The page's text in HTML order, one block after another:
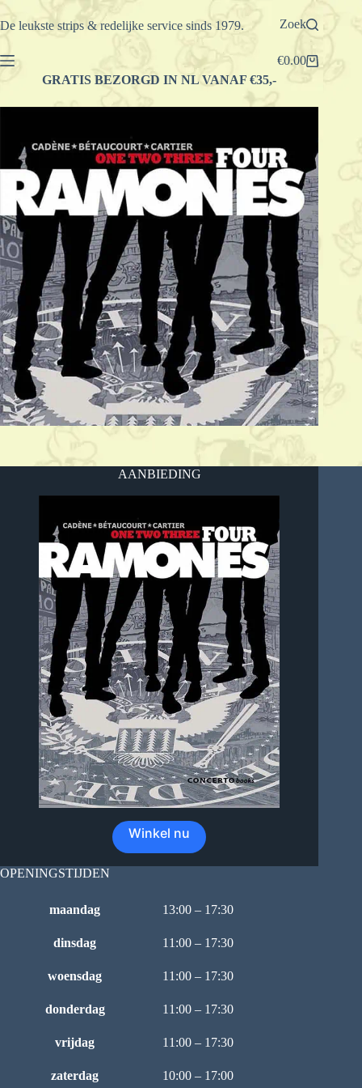
Ga
naar
De leukste strips & redelijke service sinds 1979. Zoek
Winkelwagen
€0.00
GRATIS BEZORGD IN NL VANAF €35,-
AANBIEDING
Winkel nu
OPENINGSTIJDEN
maandag 13:00 – 17:30
dinsdag 11:00 – 17:30
woensdag 11:00 – 17:30
donderdag 11:00 – 17:30
vrijdag 11:00 – 17:30
zaterdag 10:00 – 17:00